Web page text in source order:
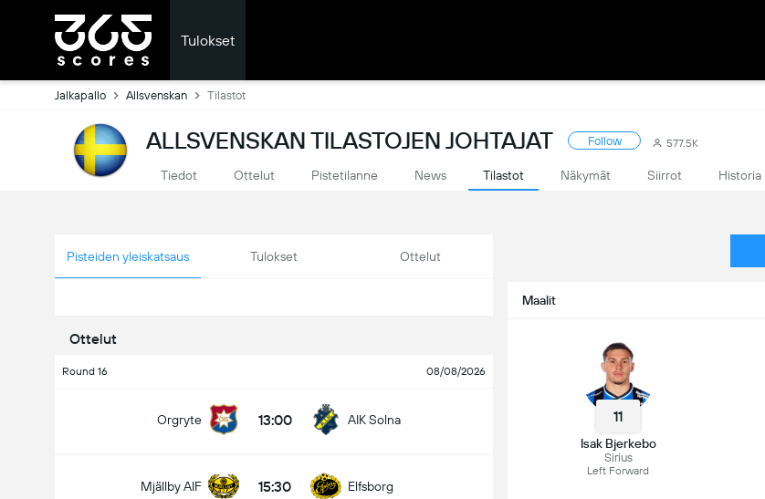
Tulokset
Jalkapallo Allsvenskan Tilastot
ALLSVENSKAN TILASTOJEN JOHTAJAT Follow 577.5K
Tiedot Ottelut Pistetilanne News Tilastot Näkymät Siirrot Historia
Pisteiden yleiskatsaus Tulokset Ottelut
Ottelut
Round 16 08/08/2026
Orgryte 13:00 AIK Solna
Mjällby AIF 15:30 Elfsborg
Maalit
11
Isak Bjerkebo
Sirius
Left Forward